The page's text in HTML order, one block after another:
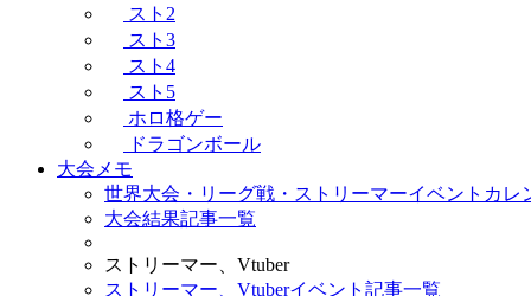
スト2
スト3
スト4
スト5
ホロ格ゲー
ドラゴンボール
大会メモ
世界大会・リーグ戦・ストリーマーイベントカレ
大会結果記事一覧
ストリーマー、Vtuber
ストリーマー、Vtuberイベント記事一覧